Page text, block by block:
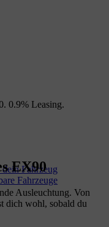
Fahrzeug
Fahrzeuge
0.9% Leasing.
EX90
Ausleuchtung. Von
dich wohl, sobald du